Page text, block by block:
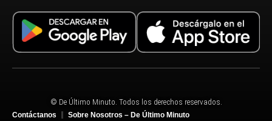
© De Último Minuto. Todos los derechos reservados.
Contáctanos
Sobre Nosotros – De Último Minuto